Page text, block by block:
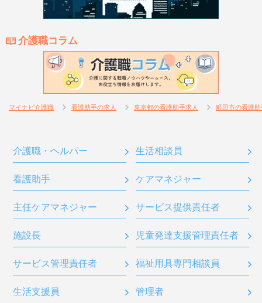
介護職コラム
マイナビ介護職 看護助手の求人 東京都の看護助手求人 町田市の看護
介護職・ヘルパー 生活相談員
看護助手 ケアマネジャー
主任ケアマネジャー サービス提供責任者
施設長 児童発達支援管理責任者
サービス管理責任者 福祉用具専門相談員
生活支援員 管理者